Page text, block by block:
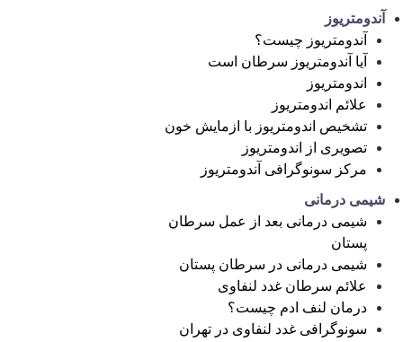
آندومتریوز
آندومتریوز چیست؟
آیا آندومتریوز سرطان است
اندومتریوز
علائم اندومتریوز
تشخیص اندومتریوز با ازمایش خون
تصویری از اندومتریوز
مرکز سونوگرافی آندومتریوز
شیمی درمانی
شیمی درمانی بعد از عمل سرطان
پستان
شیمی درمانی در سرطان پستان
علائم سرطان غدد لنفاوی
درمان لنف ادم چیست؟
سونوگرافی غدد لنفاوی در تهران